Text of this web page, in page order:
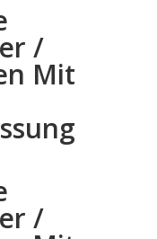
/
Mit
/